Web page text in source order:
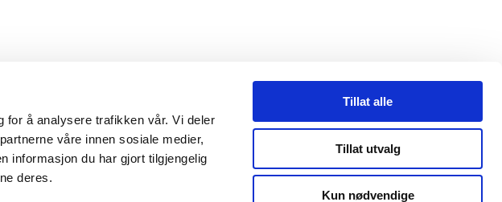
for å analysere trafikken vår. Vi deler
våre innen sosiale medier,
informasjon du har gjort tilgjengelig
deres.
Tillat alle
Tillat utvalg
Kun nødvendige
ikke en fasit. Gjør alltid egne vurderinger. Tilpass egen risiko i utsatte områder ved å